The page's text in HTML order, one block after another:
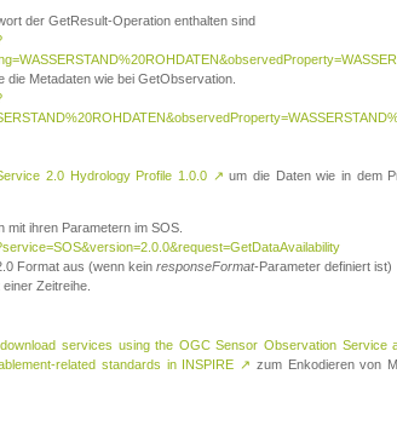
der GetResult-Operation enthalten sind
Metadaten wie bei GetObservation.
2.0 Hydrology Profile 1.0.0 ↗ um die Daten wie in dem
mit ihren Parametern im SOS.
Format aus (wenn kein responseFormat-Parameter definiert ist)
Zeitreihe.
services using the OGC Sensor Observation Service
related standards in INSPIRE ↗ zum Enkodieren von